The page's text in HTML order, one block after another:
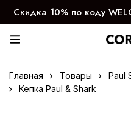
Скидка 10% по коду
Главная Товары
Paul
Кепка Paul & Shark